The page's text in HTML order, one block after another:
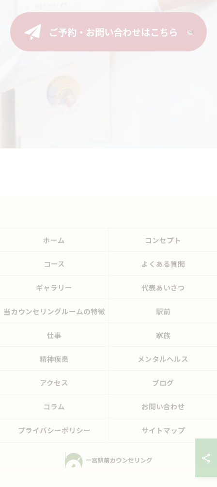
ご予約・お問い合わせはこちら
ホーム コンセプト
コース よくある質問
ギャラリー 代表あいさつ
当カウンセリングルームの特徴 駅前
仕事 家族
精神疾患 メンタルヘルス
アクセス ブログ
コラム お問い合わせ
プライバシーポリシー サイトマップ